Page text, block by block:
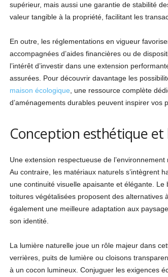
supérieur, mais aussi une garantie de stabilité
valeur tangible à la propriété, facilitant les
En outre, les réglementations en vigueur
accompagnées d’aides financières ou de
l’intérêt d’investir dans une extension
assurées. Pour découvrir davantage les
maison écologique , une ressource complète
d’aménagements durables peuvent inspirer vos
Conception esthétique et
Une extension respectueuse de
Au contraire, les matériaux naturels s’intègrent
une continuité visuelle apaisante et élégante.
toitures végétalisées proposent des alternatives
également une meilleure adaptation aux
son identité.
La lumière naturelle joue un rôle majeur dans
verrières, puits de lumière ou cloisons
à un cocon lumineux. Conjuguer les exigences